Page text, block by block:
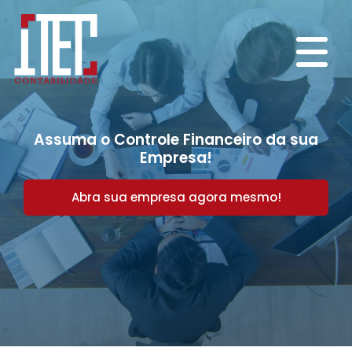
Assuma o Controle Financeiro da sua
Empresa!
Abra sua empresa agora mesmo!